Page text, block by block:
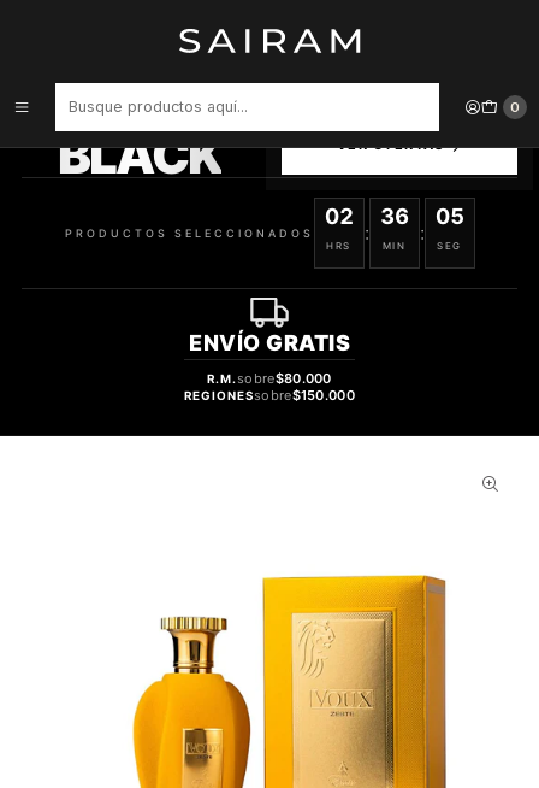
0
PERFUME EMIR VOUX ZESTE UNISEX EDP 100 ML
BLACK
SELECCIONADOS
PRODUCTOS SELECCIONADOS
02
HRS
:
36
MIN
:
05
SEG
ENVÍO GRATIS
R.M.sobre$80.000
REGIONESsobre$150.000